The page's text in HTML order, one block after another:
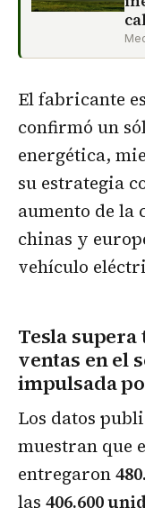
El fabricante
confirmó un
energética,
su estrategia
aumento de la
chinas y
vehículo
Tesla
ventas en el
impulsada
Los datos
muestran que
entregaron
las 406.600